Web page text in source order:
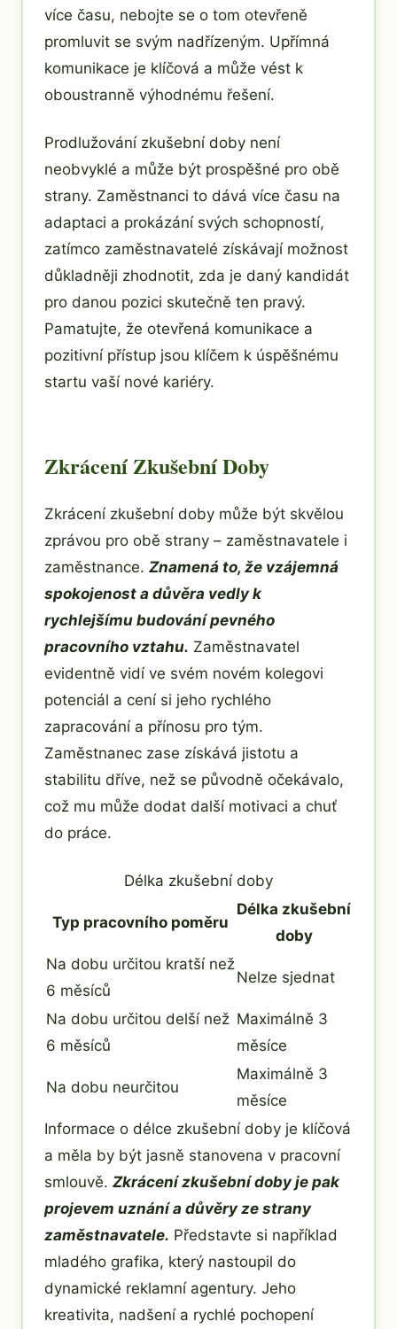
více času, nebojte se o tom otevřeně
promluvit se svým nadřízeným. Upřímná
komunikace je klíčová a může vést k
oboustranně výhodnému řešení.
Prodlužování zkušební doby není
neobvyklé a může být prospěšné pro obě
strany. Zaměstnanci to dává více času na
adaptaci a prokázání svých schopností,
zatímco zaměstnavatelé získávají možnost
důkladněji zhodnotit, zda je daný kandidát
pro danou pozici skutečně ten pravý.
Pamatujte, že otevřená komunikace a
pozitivní přístup jsou klíčem k úspěšnému
startu vaší nové kariéry.
Zkrácení Zkušební Doby
Zkrácení zkušební doby může být skvělou
zprávou pro obě strany – zaměstnavatele i
zaměstnance. Znamená to, že vzájemná
spokojenost a důvěra vedly k
rychlejšímu budování pevného
pracovního vztahu. Zaměstnavatel
evidentně vidí ve svém novém kolegovi
potenciál a cení si jeho rychlého
zapracování a přínosu pro tým.
Zaměstnanec zase získává jistotu a
stabilitu dříve, než se původně očekávalo,
což mu může dodat další motivaci a chuť
do práce.
Délka zkušební doby
Typ pracovního poměru
Délka zkušební
doby
Na dobu určitou kratší než
6 měsíců
Nelze sjednat
Na dobu určitou delší než
6 měsíců
Maximálně 3
měsíce
Na dobu neurčitou
Maximálně 3
měsíce
Informace o délce zkušební doby je klíčová
a měla by být jasně stanovena v pracovní
smlouvě. Zkrácení zkušební doby je pak
projevem uznání a důvěry ze strany
zaměstnavatele. Představte si například
mladého grafika, který nastoupil do
dynamické reklamní agentury. Jeho
kreativita, nadšení a rychlé pochopení